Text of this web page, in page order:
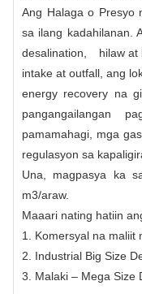
Ang Halaga o Presyo
sa ilang kadahilanan.
desalination, hilaw at
intake at outfall, ang
energy recovery na
pangangailangan
pamamahagi, mga
regulasyon sa
Una, magpasya ka
m3/araw.
Maaari nating hatiin
1. Komersyal na maliit
2. Industrial Big Size
3. Malaki – Mega Size